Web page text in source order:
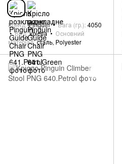
Бренд Pinguin Вага (гр.) 4050
Вид крісла
Основний
матеріал сталь, Polyester